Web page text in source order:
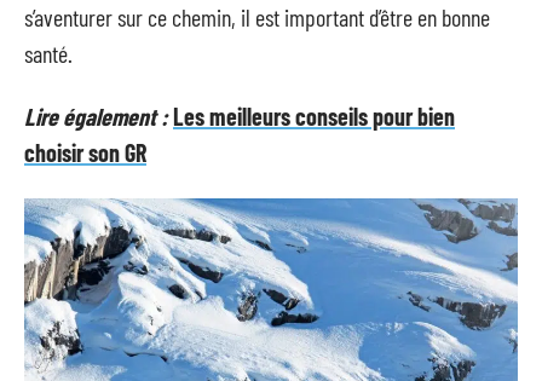
s’aventurer sur ce chemin, il est important d’être en bonne
santé.
Lire également :Les meilleurs conseils pour bien
choisir son GR